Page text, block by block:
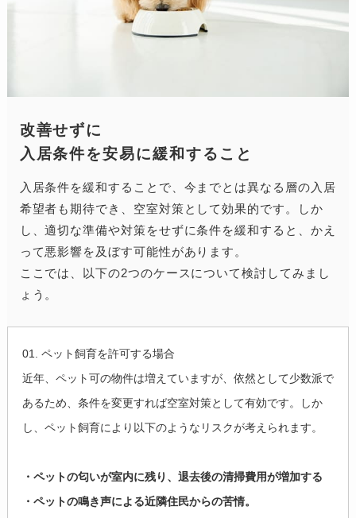
改善せずに
入居条件を安易に緩和すること
入居条件を緩和することで、今までとは異なる層の入居
希望者も期待でき、空室対策として効果的です。しか
し、適切な準備や対策をせずに条件を緩和すると、かえ
って悪影響を及ぼす可能性があります。
ここでは、以下の2つのケースについて検討してみまし
ょう。
01. ペット飼育を許可する場合
近年、ペット可の物件は増えていますが、依然として少数派で
あるため、条件を変更すれば空室対策として有効です。しか
し、ペット飼育により以下のようなリスクが考えられます。
・ペットの匂いが室内に残り、退去後の清掃費用が増加する
・ペットの鳴き声による近隣住民からの苦情。